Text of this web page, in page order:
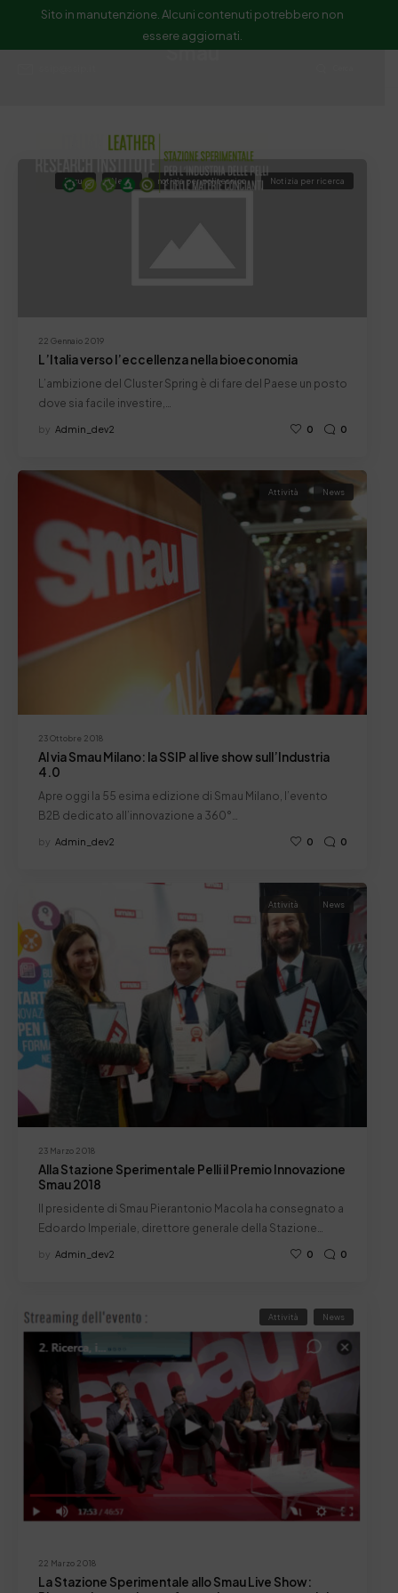
Sito in manutenzione. Alcuni contenuti potrebbero non
essere aggiornati.
Smau
22 Gennaio 2019
Focus News notizia per politecnico Notizia per ricerca
L’Italia verso l’eccellenza nella bioeconomia
L’ambizione del Cluster Spring è di fare del Paese un posto
dove sia facile investire,…
by Admin_dev2 0 0
23 Ottobre 2018
Attività News
Al via Smau Milano: la SSIP al live show sull’Industria
4.0
Apre oggi la 55 esima edizione di Smau Milano, l’evento
B2B dedicato all’innovazione a 360°…
by Admin_dev2 0 0
23 Marzo 2018
Attività News
Alla Stazione Sperimentale Pelli il Premio Innovazione
Smau 2018
Il presidente di Smau Pierantonio Macola ha consegnato a
Edoardo Imperiale, direttore generale della Stazione…
by Admin_dev2 0 0
22 Marzo 2018
Attività News
La Stazione Sperimentale allo Smau Live Show: